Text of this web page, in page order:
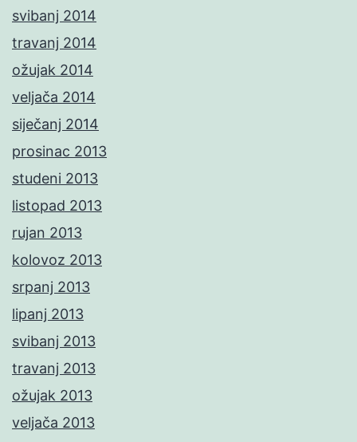
svibanj 2014
travanj 2014
ožujak 2014
veljača 2014
siječanj 2014
prosinac 2013
studeni 2013
listopad 2013
rujan 2013
kolovoz 2013
srpanj 2013
lipanj 2013
svibanj 2013
travanj 2013
ožujak 2013
veljača 2013